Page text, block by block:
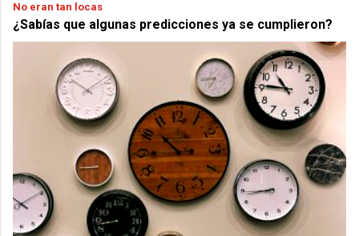
No eran tan locas
¿Sabías que algunas predicciones ya se cumplieron?